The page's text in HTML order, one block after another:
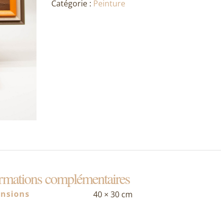
soirée
Catégorie : Peinture
complémentaires
40 × 30 cm